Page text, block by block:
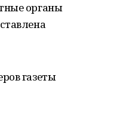
органы
газеты